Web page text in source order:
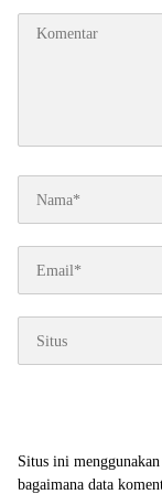
Situs ini
bagaimana data